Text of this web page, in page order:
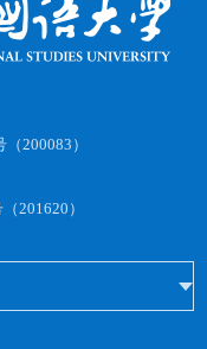
200083）
201620）